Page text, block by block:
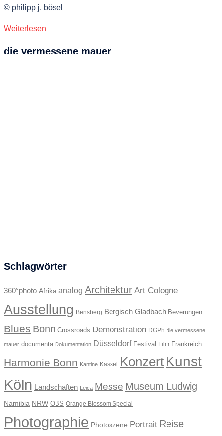
© philipp j. bösel
Weiterlesen
die vermessene mauer
Schlagwörter
360°photo Afrika analog Architektur Art Cologne
Ausstellung Bensberg Bergisch Gladbach Beverungen
Blues Bonn Crossroads Demonstration DGPh die vermessene
mauer documenta Dokumentation Düsseldorf Festival Film Frankreich
Harmonie Bonn Kantine Kassel Konzert Kunst
Köln Landschaften Leica Messe Museum Ludwig
Namibia NRW OBS Orange Blossom Special
Photographie Photoszene Portrait Reise